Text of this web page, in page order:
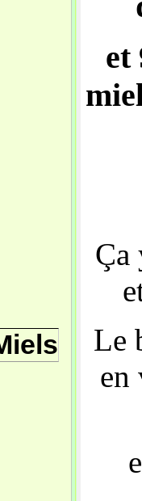
et
Ça
Le
en